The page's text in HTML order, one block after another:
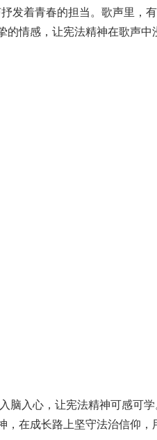
发着青春的担当。歌声里，
情感，让宪法精神在歌声中
入心，让宪法精神可感可学
在成长路上坚守法治信仰，